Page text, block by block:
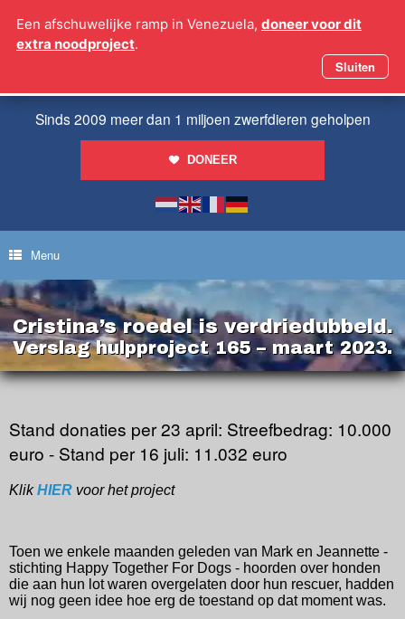
naar
Sinds 2009 meer dan 1 miljoen zwerfdieren geholpen
DONEER
Menu
Cristina’s roedel is verdriedubbeld.
Verslag hulpproject 165 – maart 2023.
Stand donaties per 23 april: Streefbedrag: 10.000
euro - Stand per 16 juli: 11.032 euro
KlikHIER voor het project
Toen we enkele maanden geleden van Mark en Jeannette -
stichting Happy Together For Dogs - hoorden over honden
die aan hun lot waren overgelaten door hun rescuer, hadden
wij nog geen idee hoe erg de toestand op dat moment was.
Een afschuwelijke ramp in Venezuela, doneer voor dit
extra noodproject.
Sluiten